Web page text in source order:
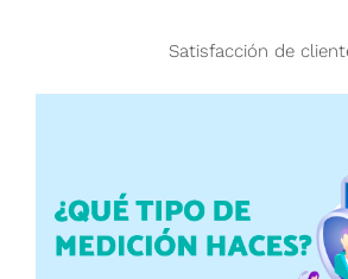
Satisfacción de